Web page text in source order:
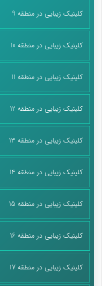
کلینیک زیبایی در منطقه 9
کلینیک زیبایی در منطقه 10
کلینیک زیبایی در منطقه 11
کلینیک زیبایی در منطقه 12
کلینیک زیبایی در منطقه 13
کلینیک زیبایی در منطقه 14
کلینیک زیبایی در منطقه 15
کلینیک زیبایی در منطقه 16
کلینیک زیبایی در منطقه 17